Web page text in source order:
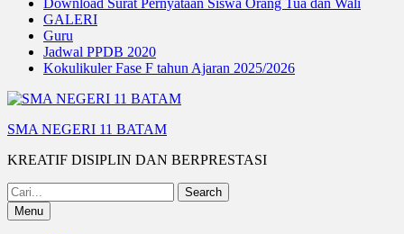
Download Surat Pernyataan Siswa Orang Tua dan Wali
GALERI
Guru
Jadwal PPDB 2020
Kokulikuler Fase F tahun Ajaran 2025/2026
SMA NEGERI 11 BATAM
KREATIF DISIPLIN DAN BERPRESTASI
Search
for:Menu